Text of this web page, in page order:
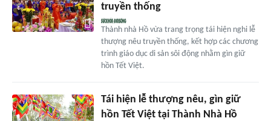
truyền thống
Thành nhà Hồ vừa trang trọng tái hiện nghi lễ
thượng nêu truyền thống, kết hợp các chương
trình giáo dục di sản sôi động nhằm gìn giữ
hồn Tết Việt.
Tái hiện lễ thượng nêu, gìn giữ
hồn Tết Việt tại Thành Nhà Hồ